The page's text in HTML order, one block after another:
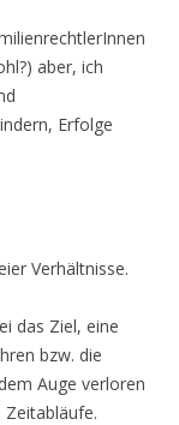
aber, ich
Erfolge
Verhältnisse.
das Ziel, eine
bzw. die
Auge verloren